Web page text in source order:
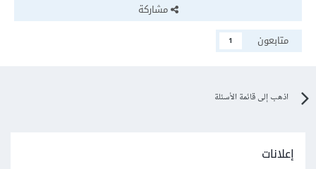
مشاركة
متابعون
1
اذهب إلى قائمة الأسئلة
إعلانات